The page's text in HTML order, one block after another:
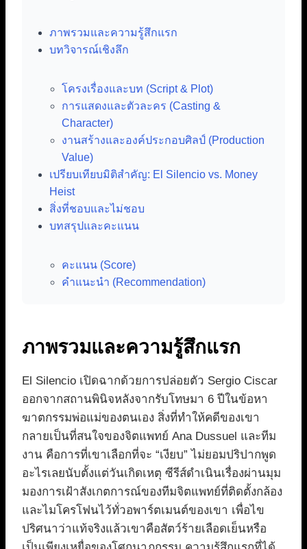
ภาพรวมและความรู้สึกแรก
บทวิจารณ์เชิงลึก
โครงเรื่องและบท (Script & Plot)
การแสดงและตัวละคร (Casting &
Character)
งานสร้างและองค์ประกอบศิลป์ (Production
Value)
เปรียบเทียบมิติสำคัญ: El Silencio vs. Money
Heist
สิ่งที่ชอบและไม่ชอบ
บทสรุปและคะแนน
คะแนน (Score)
คำแนะนำ (Recommendation)
ภาพรวมและความรู้สึกแรก
El Silencio เปิดฉากด้วยการปล่อยตัว Sergio Ciscar
ออกจากสถานพินิจหลังจากรับโทษมา 6 ปีในข้อหา
ฆาตกรรมพ่อแม่ของตนเอง สิ่งที่ทำให้คดีของเขา
กลายเป็นที่สนใจของจิตแพทย์ Ana Dussuel และทีม
งาน คือการที่เขาเลือกที่จะ “เงียบ” ไม่ยอมปริปากพูด
อะไรเลยนับตั้งแต่วันเกิดเหตุ ซีรีส์ดำเนินเรื่องผ่านมุม
มองการเฝ้าสังเกตการณ์ของทีมจิตแพทย์ที่ติดตั้งกล้อง
และไมโครโฟนไว้ทั่วอพาร์ตเมนต์ของเขา เพื่อไข
ปริศนาว่าแท้จริงแล้วเขาคือสัตว์ร้ายเลือดเย็นหรือ